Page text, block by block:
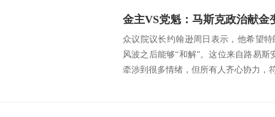
众议院议长约翰逊周日表示，他希望
风波之后能够“和解”。这位来自路易
牵涉到很多情绪，但所有人齐心协力，